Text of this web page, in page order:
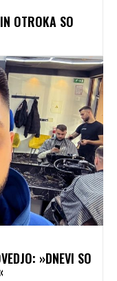
OTROKA SO
»DNEVI SO